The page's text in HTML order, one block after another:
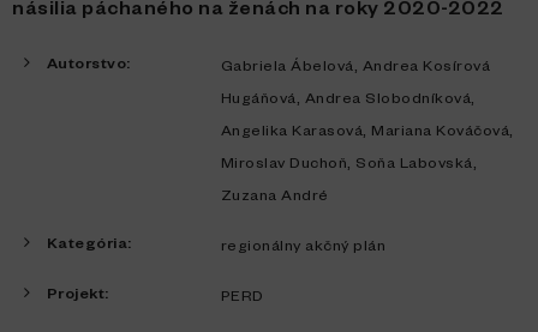
násilia páchaného na ženách na roky 2020-2022
Autorstvo: Gabriela Ábelová, Andrea Kosírová
Hugáňová, Andrea Slobodníková,
Angelika Karasová, Mariana Kováčová,
Miroslav Duchoň, Soňa Labovská,
Zuzana André
Kategória: regionálny akčný plán
Projekt: PERD